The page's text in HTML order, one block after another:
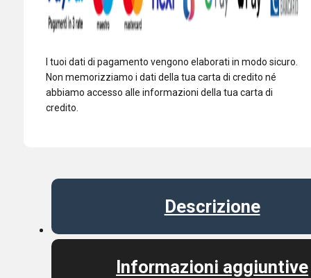
I tuoi dati di pagamento vengono elaborati in modo sicuro.
Non memorizziamo i dati della tua carta di credito né
abbiamo accesso alle informazioni della tua carta di
credito.
Descrizione
Informazioni aggiuntive